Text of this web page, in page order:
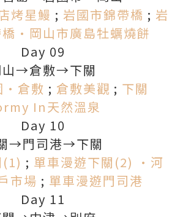
烤星鰻 ; 岩國市錦帶橋 ; 岩
•岡山市廣島牡蠣燒餅
Day 09
山→倉敷→下關
•倉敷 ; 倉敷美觀 ; 下關
In天然溫泉
Day 10
→門司港→下關
; 單車漫遊下關(2) •河
市場 ; 單車漫遊門司港
Day 11